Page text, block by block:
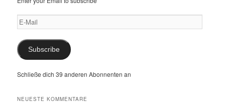
E-
Mail
Subscribe
Schließe dich 39 anderen Abonnenten an
NEUESTE KOMMENTARE